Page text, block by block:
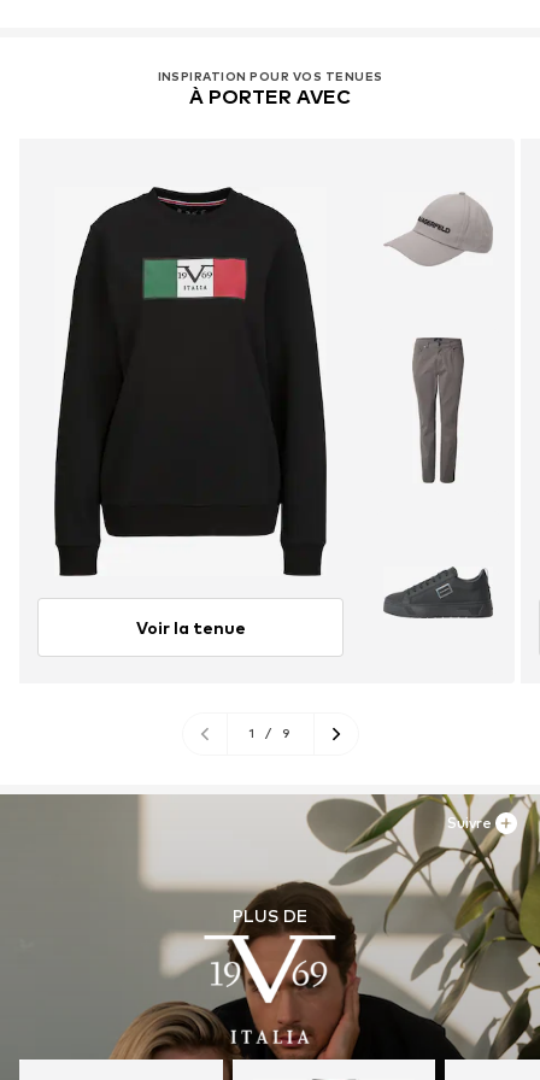
INSPIRATION POUR VOS TENUES
À PORTER AVEC
Voir la tenue
1 / 9
PLUS DE
Suivre